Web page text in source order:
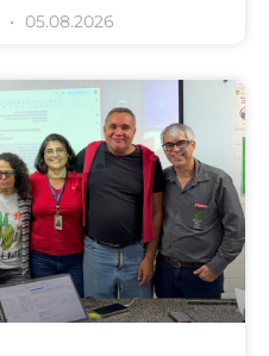
05.08.2026